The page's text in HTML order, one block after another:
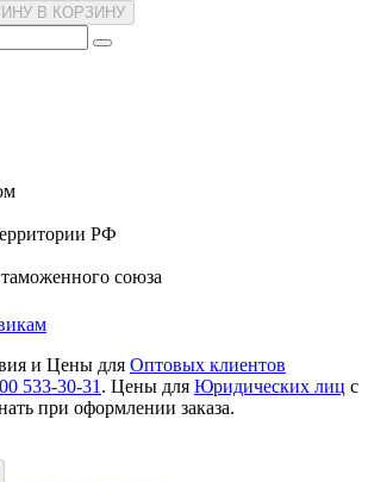
В КОРЗИНУ
РФ
союза
и Цены для Оптовых клиентов
533-30-31 . Цены для Юридических лиц с
при оформлении заказа.